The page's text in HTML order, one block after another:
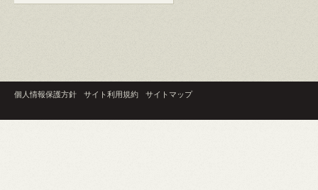
個人情報保護方針 サイト利用規約 サイトマップ